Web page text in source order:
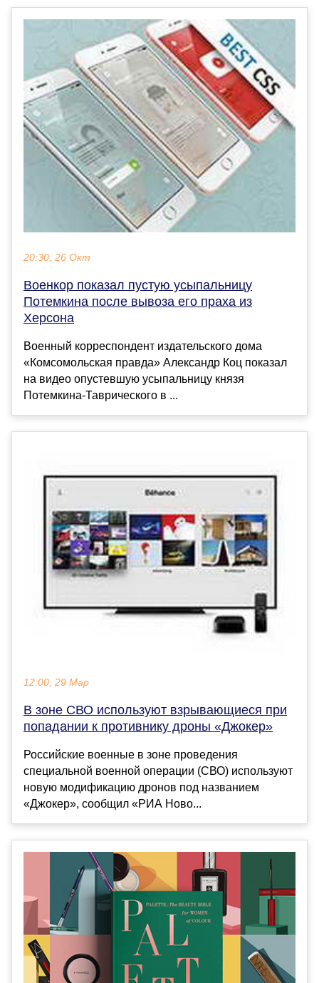
20:30, 26 Окт
Военкор показал пустую усыпальницу
Потемкина после вывоза его праха из
Херсона
Военный корреспондент издательского дома
«Комсомольская правда» Александр Коц показал
на видео опустевшую усыпальницу князя
Потемкина-Таврического в ...
12:00, 29 Мар
В зоне СВО используют взрывающиеся при
попадании к противнику дроны «Джокер»
Российские военные в зоне проведения
специальной военной операции (СВО) используют
новую модификацию дронов под названием
«Джокер», сообщил «РИА Ново...